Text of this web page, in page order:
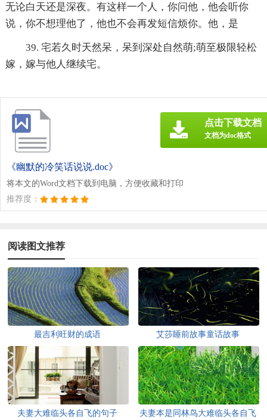
无论白天还是深夜。有这样一个人，你问他，他会听你
说，你不想理他了，他也不会再发短信烦你。他，是
39. 宅若久时天然呆，呆到深处自然萌;萌至极限轻松
嫁，嫁与他人继续宅。
《幽默的冷笑话说说.doc》
将本文的Word文档下载到电脑，方便收藏和打印
推荐度：
点击下载文档
文档为doc格式
阅读图文推荐
最吉利旺财的成语 艾莎睡前故事童话故事
夫妻大难临头各自飞的句子 夫妻本是同林鸟大难临头各自飞